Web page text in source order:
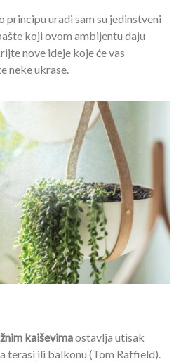
principu uradi sam su jedinstveni
koji ovom ambijentu daju
nove ideje koje će vas
neke ukrase.
kaiševimaostavlja utisak
terasi ili balkonu (Tom Raffield).